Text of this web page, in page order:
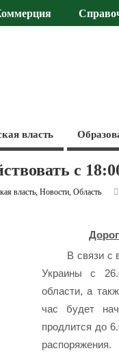
власть
с
власть,Новости,Область
В связи с
Украины с
области, а
час будет
продлится до
распоряжения.